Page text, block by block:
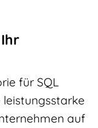
für SQL
leistungsstarke
auf